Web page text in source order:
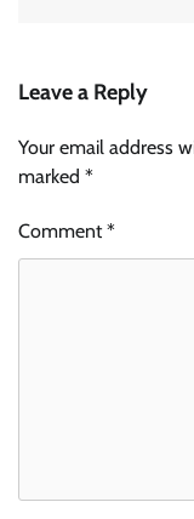
Leave a Reply
Your email address
marked *
Comment*